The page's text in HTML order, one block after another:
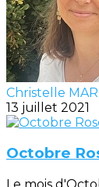
Christelle
13 juillet 2021
Octobre